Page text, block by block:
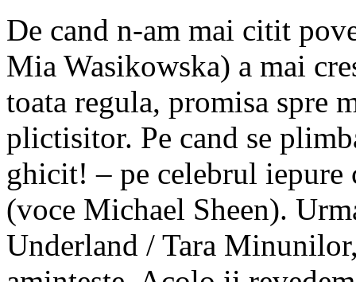
De cand n-am mai citit
Mia Wasikowska) a mai
toata regula, promisa spre
plictisitor. Pe cand se
ghicit! – pe celebrul iepure
(voce Michael Sheen).
Underland / Tara